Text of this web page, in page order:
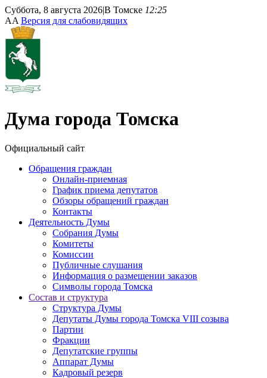
Суббота, 8 августа 2026|В Томске 12:25
AA Версия для слабовидящих
Дума города Томска
Официальный сайт
Обращения граждан
Онлайн-приемная
График приема депутатов
Обзоры обращений граждан
Контакты
Деятельность Думы
Собрания Думы
Комитеты
Комиссии
Публичные слушания
Информация о размещении заказов
Символы города Томска
Состав и структура
Структура Думы
Депутаты Думы города Томска VIII созыва
Партии
Фракции
Депутатские группы
Аппарат Думы
Кадровый резерв